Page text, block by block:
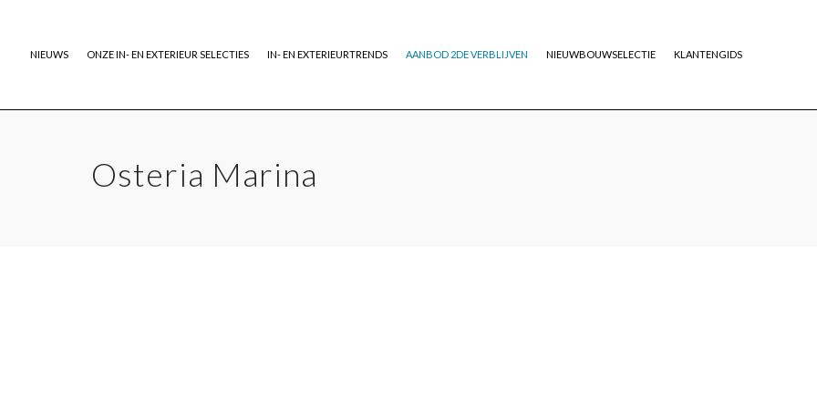
NIEUWS ONZE IN- EN EXTERIEUR SELECTIES IN- EN EXTERIEURTRENDS AANBOD 2DE VERBLIJVEN NIEUWBOUWSELECTIE KLANTENGIDS
Osteria Marina